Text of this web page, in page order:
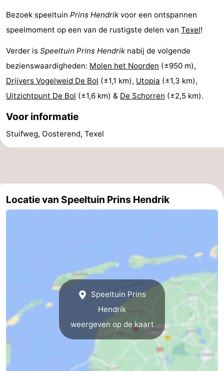
Texel
Sluftervallei
-
Strandhuys
-
Villapark
Residentie
Texel
-
Villapark
Vogelmient
Last
minutes
Strand
Zien
doen
-
Musea
-
-
Rondvaarten
-
Boerderijen
-
Bezoek speeltuin Prins Hendrik voor een ontspannen
speelmoment op een van de rustigste delen van Texel!
Verder is Speeltuin Prins Hendrik nabij de volgende
bezienswaardigheden: Molen het Noorden (±950 m),
Drijvers Vogelweid De Bol (±1,1 km), Utopia (±1,3 km),
Uitzichtpunt De Bol (±1,6 km) & De Schorren (±2,5 km).
Voor informatie
Stuifweg, Oosterend, Texel
Locatie van Speeltuin Prins Hendrik
Speeltuin Prins
Hendrik
weergeven op de kaart